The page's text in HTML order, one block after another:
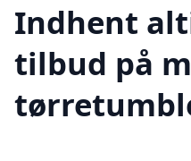
Indhent
tilbud på